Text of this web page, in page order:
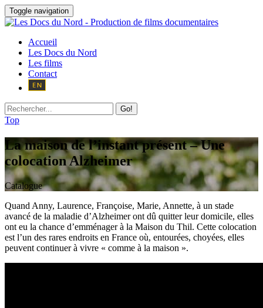
Toggle navigation
Accueil
Les Docs du Nord
Les films
Contact
Go!
Top
La maison de l’instant présent – Une
colocation Alzheimer
Catalogue
Quand Anny, Laurence, Françoise, Marie, Annette, à un stade
avancé de la maladie d’Alzheimer ont dû quitter leur domicile, elles
ont eu la chance d’emménager à la Maison du Thil. Cette colocation
est l’un des rares endroits en France où, entourées, choyées, elles
peuvent continuer à vivre « comme à la maison ».